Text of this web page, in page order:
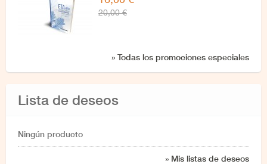
20,00 €
» Todas los promociones especiales
Lista de deseos
Ningún producto
» Mis listas de deseos